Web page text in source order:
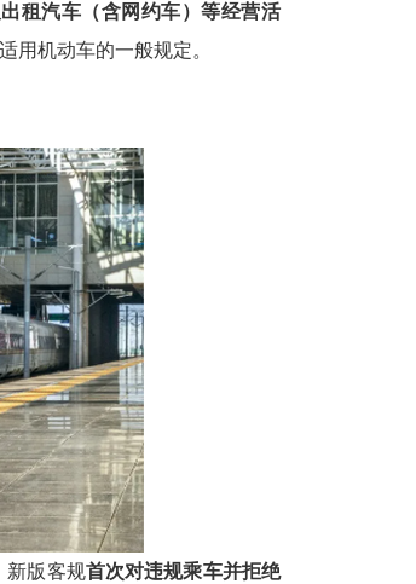
租汽车（含网约车）等经营活
用机动车的一般规定。
新版客规首次对违规乘车并拒绝